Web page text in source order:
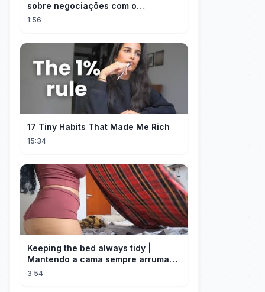
sobre negociações com o
PALMEIRAS
1:56
17 Tiny Habits That Made Me Rich
15:34
Keeping the bed always tidy |
Mantendo a cama sempre arrumada
🛌
3:54